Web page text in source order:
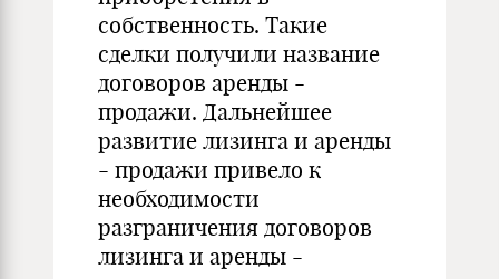
собственность. Такие
сделки получили название
договоров аренды -
продажи. Дальнейшее
развитие лизинга и аренды
- продажи привело к
необходимости
разграничения договоров
лизинга и аренды -